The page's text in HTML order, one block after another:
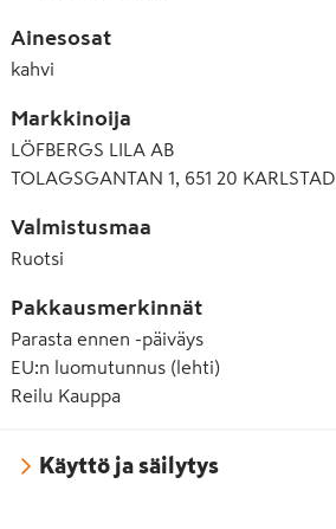
Ainesosat
kahvi
Markkinoija
LÖFBERGS LILA AB
TOLAGSGANTAN 1, 651 20 KARLSTAD
Valmistusmaa
Ruotsi
Pakkausmerkinnät
Parasta ennen -päiväys
EU:n luomutunnus (lehti)
Reilu Kauppa
Käyttö ja säilytys